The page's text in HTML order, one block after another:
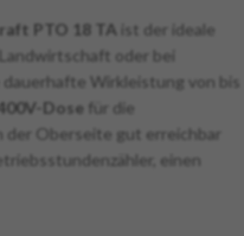
PTO 18 TA ist der ideale
oder bei
Wirkleistung von bis
Dose für die
der Oberseite gut erreichbar
einen